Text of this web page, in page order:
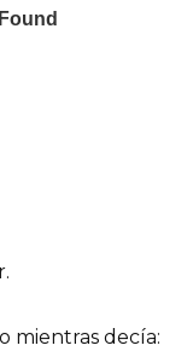
mientras decía: